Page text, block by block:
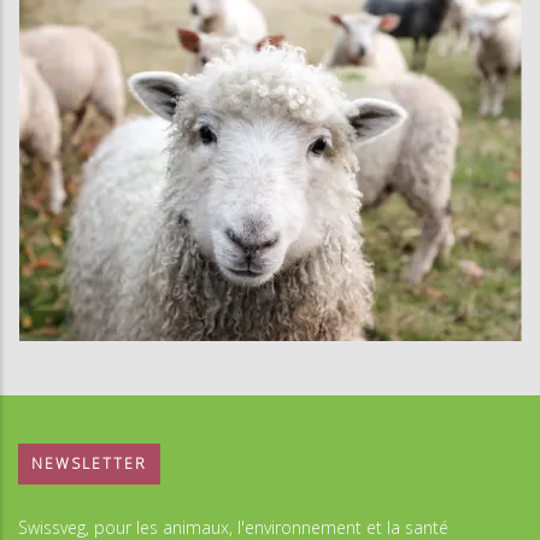
NEWSLETTER
Swissveg, pour les animaux, l'environnement et la santé